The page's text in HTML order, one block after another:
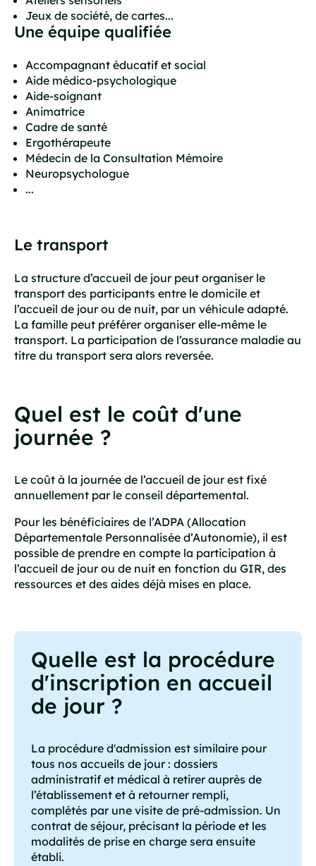
Jeux de société, de cartes...
Une équipe qualifiée
Accompagnant éducatif et social
Aide médico-psychologique
Aide-soignant
Animatrice
Cadre de santé
Ergothérapeute
Médecin de la Consultation Mémoire
Neuropsychologue
...
Le transport
La structure d’accueil de jour peut organiser le
transport des participants entre le domicile et
l’accueil de jour ou de nuit, par un véhicule adapté.
La famille peut préférer organiser elle-même le
transport. La participation de l’assurance maladie au
titre du transport sera alors reversée.
Quel est le coût d'une
journée ?
Le coût à la journée de l’accueil de jour est fixé
annuellement par le conseil départemental.
Pour les bénéficiaires de l’ADPA (Allocation
Départementale Personnalisée d’Autonomie), il est
possible de prendre en compte la participation à
l’accueil de jour ou de nuit en fonction du GIR, des
ressources et des aides déjà mises en place.
Quelle est la procédure
d'inscription en accueil
de jour ?
La procédure d'admission est similaire pour
tous nos accueils de jour : dossiers
administratif et médical à retirer auprès de
l’établissement et à retourner rempli,
complétés par une visite de pré-admission. Un
contrat de séjour, précisant la période et les
modalités de prise en charge sera ensuite
établi.